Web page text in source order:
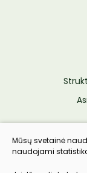
Mūsų svetainė
naudojami